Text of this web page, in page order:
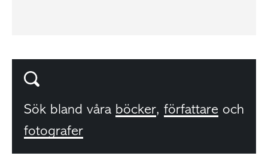
Sök bland våra böcker, författare och
fotografer